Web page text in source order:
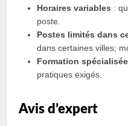
Horaires variables :
poste.
Postes limités dans
dans certaines villes;
Formation spécialisée
pratiques exigés.
Avis d’expert